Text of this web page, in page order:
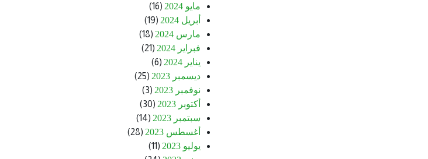
مايو 2024
(16)
أبريل 2024
(19)
مارس 2024
(18)
فبراير 2024
(21)
يناير 2024
(6)
ديسمبر 2023
(25)
نوفمبر 2023
(3)
أكتوبر 2023
(30)
سبتمبر 2023
(14)
أغسطس 2023
(28)
يوليو 2023
(11)